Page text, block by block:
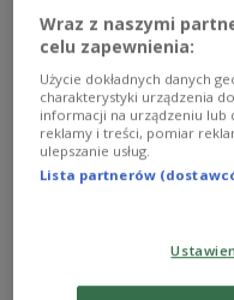
Wraz z naszymi
celu zapewnienia:
Użycie dokładnych danych
charakterystyki urządzenia
informacji na urządzeniu lub
reklamy i treści, pomiar
ulepszanie usług.
Lista partnerów